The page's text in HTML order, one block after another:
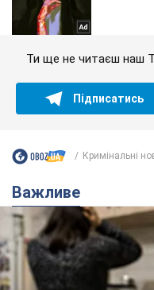
Ти ще не читаєш наш
Підписатись
Кримінальні
Важливе